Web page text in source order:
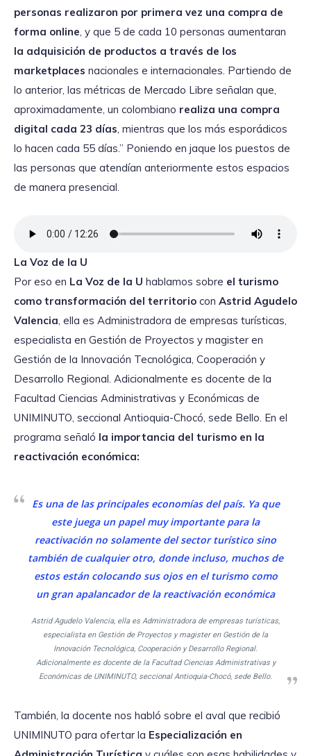
personas realizaron por primera vez una compra de
forma online , y que 5 de cada 10 personas aumentaran
la adquisición de productos a través de los
marketplaces nacionales e internacionales. Partiendo de
lo anterior, las métricas de Mercado Libre señalan que,
aproximadamente, un colombiano realiza una compra
digital cada 23 días , mientras que los más esporádicos
lo hacen cada 55 días.” Poniendo en jaque los puestos de
las personas que atendían anteriormente estos espacios
de manera presencial.
La Voz de la U
Por eso en La Voz de la U hablamos sobre el turismo
como transformación del territorio con Astrid Agudelo
Valencia , ella es Administradora de empresas turísticas,
especialista en Gestión de Proyectos y magister en
Gestión de la Innovación Tecnológica, Cooperación y
Desarrollo Regional. Adicionalmente es docente de la
Facultad Ciencias Administrativas y Económicas de
UNIMINUTO, seccional Antioquia-Chocó, sede Bello. En el
programa señaló la importancia del turismo en la
reactivación económica:
Es una de las principales economías del país. Ya que
este juega un papel muy importante para la
reactivación no solamente del sector turístico sino
también de cualquier otro, donde incluso, muchos de
estos están colocando sus ojos en el turismo como
un gran apalancador de la reactivación económica
Astrid Agudelo Valencia, ella es Administradora de empresas turísticas,
especialista en Gestión de Proyectos y magister en Gestión de la
Innovación Tecnológica, Cooperación y Desarrollo Regional.
Adicionalmente es docente de la Facultad Ciencias Administrativas y
Económicas de UNIMINUTO, seccional Antioquia-Chocó, sede Bello.
También, la docente nos habló sobre el aval que recibió
UNIMINUTO para ofertar la Especialización en